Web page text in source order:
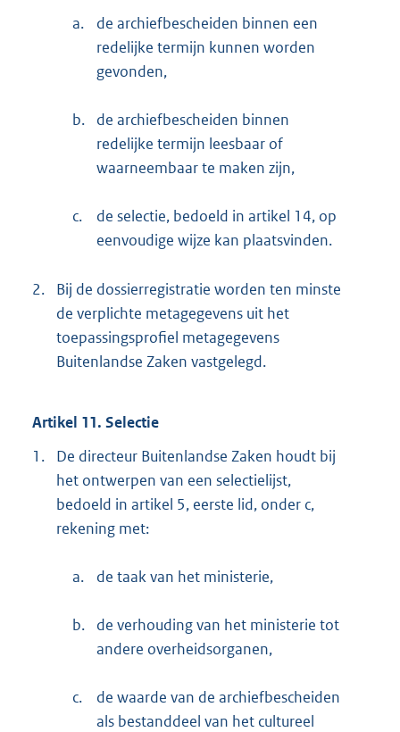
a.
de archiefbescheiden binnen een
redelijke termijn kunnen worden
gevonden,
b.
de archiefbescheiden binnen
redelijke termijn leesbaar of
waarneembaar te maken zijn,
c.
de selectie, bedoeld in artikel 14, op
eenvoudige wijze kan plaatsvinden.
2.
Bij de dossierregistratie worden ten minste
de verplichte metagegevens uit het
toepassingsprofiel metagegevens
Buitenlandse Zaken vastgelegd.
Artikel 11. Selectie
1.
De directeur Buitenlandse Zaken houdt bij
het ontwerpen van een selectielijst,
bedoeld in artikel 5, eerste lid, onder c,
rekening met:
a. de taak van het ministerie,
b.
de verhouding van het ministerie tot
andere overheidsorganen,
c.
de waarde van de archiefbescheiden
als bestanddeel van het cultureel